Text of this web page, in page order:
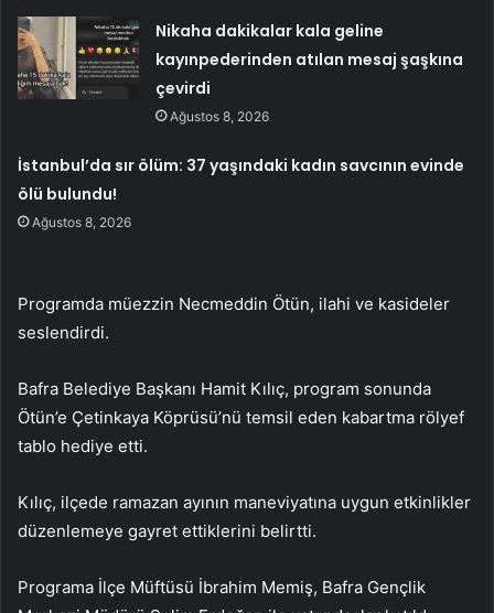
Nikaha dakikalar kala geline
kayınpederinden atılan mesaj şaşkına
çevirdi
Ağustos 8, 2026
İstanbul’da sır ölüm: 37 yaşındaki kadın savcının evinde
ölü bulundu!
Ağustos 8, 2026
Programda müezzin Necmeddin Ötün, ilahi ve kasideler
seslendirdi.
Bafra Belediye Başkanı Hamit Kılıç, program sonunda
Ötün’e Çetinkaya Köprüsü’nü temsil eden kabartma rölyef
tablo hediye etti.
Kılıç, ilçede ramazan ayının maneviyatına uygun etkinlikler
düzenlemeye gayret ettiklerini belirtti.
Programa İlçe Müftüsü İbrahim Memiş, Bafra Gençlik